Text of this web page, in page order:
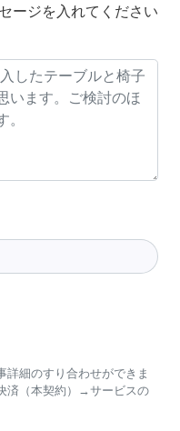
ージを入れてください
詳細のすり合わせができま
済（本契約）→サービスの